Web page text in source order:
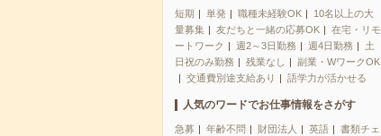
短期 単発 職種未経験OK
10名以上の大
量募集
友だちと一緒の応募OK
在宅・リモ
ートワーク
週2～3日勤務 週4日勤務
土
日祝のみ勤務
残業なし
副業・WワークOK
交通費別途支給あり
語学力が活かせる
人気のワードでお仕事情報をさがす
急募 年齢不問 財団法人 英語
書類チェ